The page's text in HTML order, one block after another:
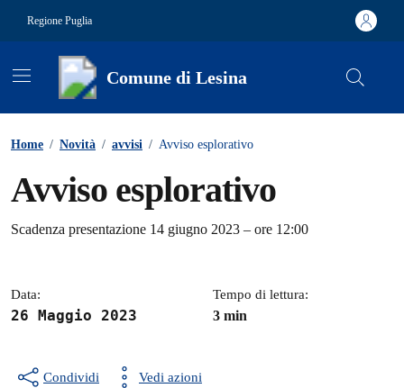
Regione Puglia
Comune di Lesina
Home / Novità / avvisi / Avviso esplorativo
Avviso esplorativo
Dettagli della notizia
Scadenza presentazione 14 giugno 2023 – ore 12:00
Data:
26 Maggio 2023
Tempo di lettura:
3 min
Condividi Vedi azioni